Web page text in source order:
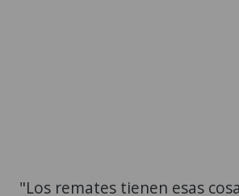
"Los remates tienen esas